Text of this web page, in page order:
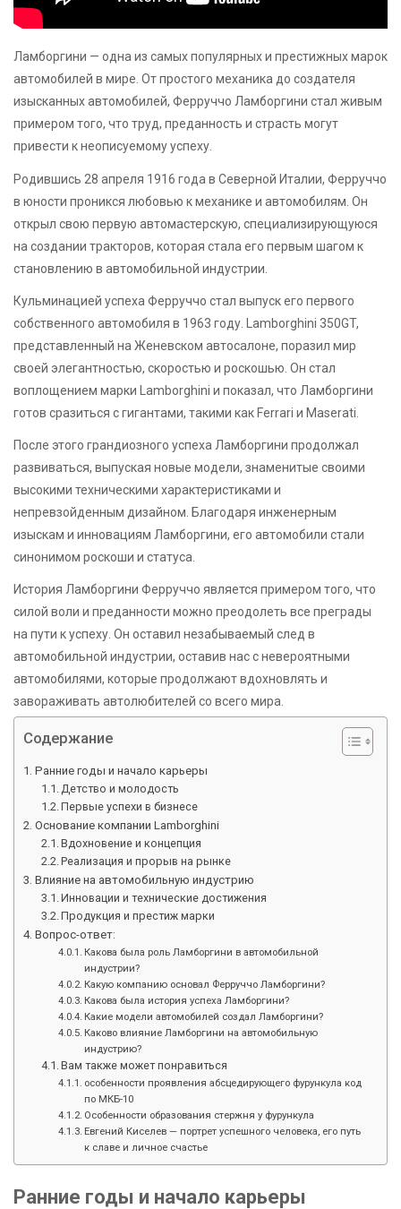
Ламборгини — одна из самых популярных и престижных марок
автомобилей в мире. От простого механика до создателя
изысканных автомобилей, Ферруччо Ламборгини стал живым
примером того, что труд, преданность и страсть могут
привести к неописуемому успеху.
Родившись 28 апреля 1916 года в Северной Италии, Ферруччо
в юности проникся любовью к механике и автомобилям. Он
открыл свою первую автомастерскую, специализирующуюся
на создании тракторов, которая стала его первым шагом к
становлению в автомобильной индустрии.
Кульминацией успеха Ферруччо стал выпуск его первого
собственного автомобиля в 1963 году. Lamborghini 350GT,
представленный на Женевском автосалоне, поразил мир
своей элегантностью, скоростью и роскошью. Он стал
воплощением марки Lamborghini и показал, что Ламборгини
готов сразиться с гигантами, такими как Ferrari и Maserati.
После этого грандиозного успеха Ламборгини продолжал
развиваться, выпуская новые модели, знаменитые своими
высокими техническими характеристиками и
непревзойденным дизайном. Благодаря инженерным
изыскам и инновациям Ламборгини, его автомобили стали
синонимом роскоши и статуса.
История Ламборгини Ферруччо является примером того, что
силой воли и преданности можно преодолеть все преграды
на пути к успеху. Он оставил незабываемый след в
автомобильной индустрии, оставив нас с невероятными
автомобилями, которые продолжают вдохновлять и
завораживать автолюбителей со всего мира.
Содержание
Ранние годы и начало карьеры
Детство и молодость
Первые успехи в бизнесе
Основание компании Lamborghini
Вдохновение и концепция
Реализация и прорыв на рынке
Влияние на автомобильную индустрию
Инновации и технические достижения
Продукция и престиж марки
Вопрос-ответ:
Какова была роль Ламборгини в автомобильной
индустрии?
Какую компанию основал Ферруччо Ламборгини?
Какова была история успеха Ламборгини?
Какие модели автомобилей создал Ламборгини?
Каково влияние Ламборгини на автомобильную
индустрию?
Вам также может понравиться
особенности проявления абсцедирующего фурункула код
по МКБ-10
Особенности образования стержня у фурункула
Евгений Киселев — портрет успешного человека, его путь
к славе и личное счастье
Ранние годы и начало карьеры